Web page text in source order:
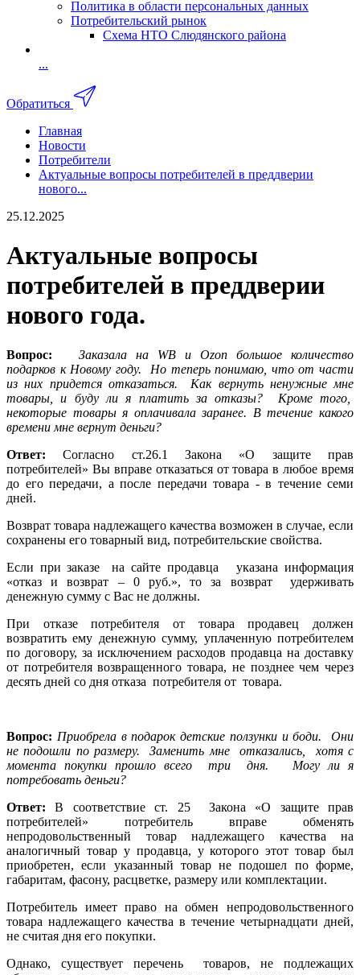
Политика в области персональных данных
Потребительский рынок
Схема НТО Слюдянского района
...
Обратиться
Главная
Новости
Потребители
Актуальные вопросы потребителей в преддверии
нового...
25.12.2025
Актуальные вопросы
потребителей в преддверии
нового года.
Вопрос: Заказала на WB и Ozon большое количество
подарков к Новому году.
Но теперь понимаю, что от части
из них придется отказаться.
Как вернуть ненужные мне
товары, и буду ли я платить за отказы?
Кроме того,
некоторые товары я оплачивала заранее. В течение какого
времени мне вернут деньги?
Ответ: Согласно ст.26.1 Закона «О защите прав
потребителей» Вы вправе отказаться от товара в любое время
до его передачи, а после передачи товара - в течение семи
дней.
Возврат товара надлежащего качества возможен в случае, если
сохранены его товарный вид, потребительские свойства.
Если при заказе
на сайте продавца
указана информация
«отказ и возврат – 0 руб.», то за возврат
удерживать
денежную сумму с Вас не должны.
При отказе потребителя от товара продавец должен
возвратить ему денежную сумму, уплаченную потребителем
по договору, за исключением расходов продавца на доставку
от потребителя возвращенного товара, не позднее чем через
десять дней со дня отказа потребителя от товара.
Вопрос: Приобрела в подарок детские ползунки и боди.
Они
не подошли по размеру.
Заменить мне отказались,
хотя с
момента покупки прошло всего
три дня.
Могу ли я
потребовать деньги?
Ответ: В соответствие ст. 25
Закона «О защите прав
потребителей» потребитель вправе обменять
непродовольственный товар надлежащего качества на
аналогичный товар у продавца, у которого этот товар был
приобретен, если указанный товар не подошел по форме,
габаритам, фасону, расцветке, размеру или комплектации.
Потребитель имеет право на обмен непродовольственного
товара надлежащего качества в течение четырнадцати дней,
не считая дня его покупки.
Однако, существует перечень
товаров, не подлежащих